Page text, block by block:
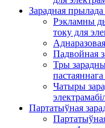
Зарадная прылада
Рэкламны
току для
Падвойная
Тры
Чатыры
Партатыўная